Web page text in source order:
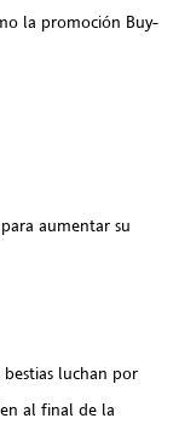
la promoción Buy-
aumentar su
luchan por
al final de la